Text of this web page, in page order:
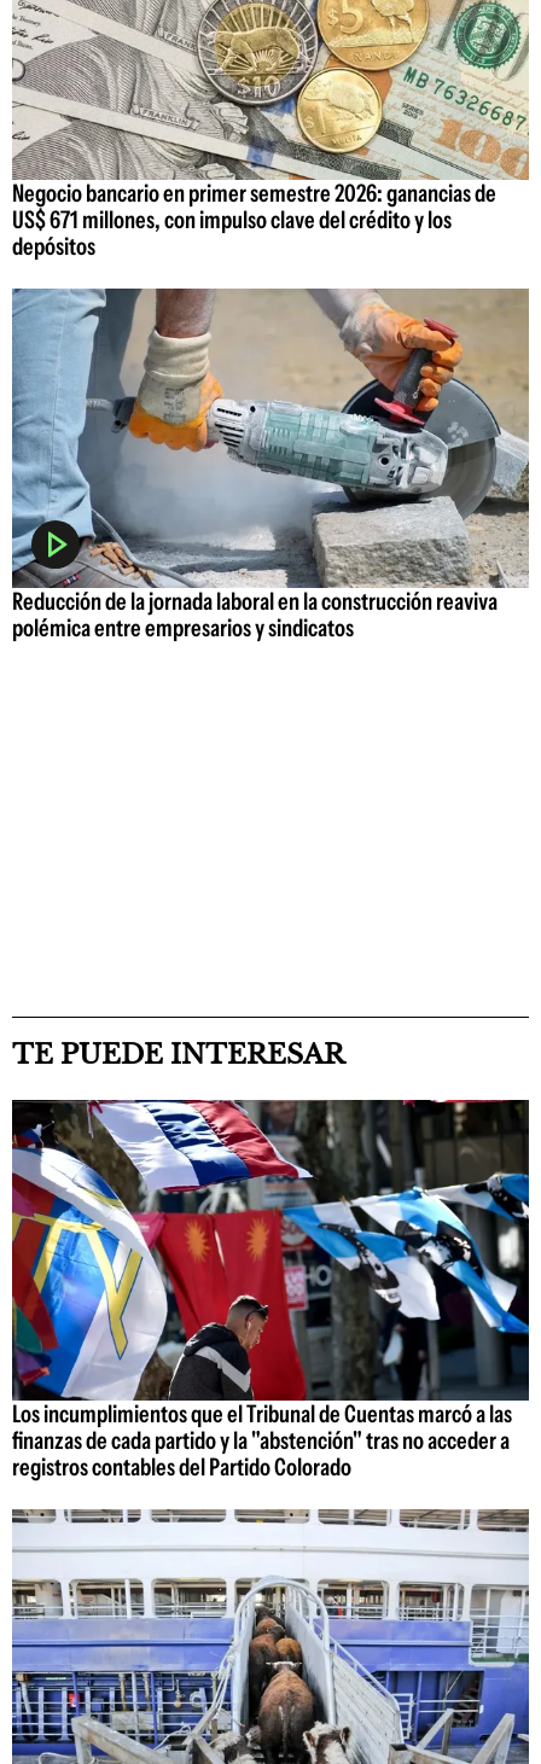
Negocio bancario en primer semestre 2026: ganancias de
US$ 671 millones, con impulso clave del crédito y los
depósitos
Reducción de la jornada laboral en la construcción reaviva
polémica entre empresarios y sindicatos
TE PUEDE INTERESAR
Los incumplimientos que el Tribunal de Cuentas marcó a las
finanzas de cada partido y la "abstención" tras no acceder a
registros contables del Partido Colorado